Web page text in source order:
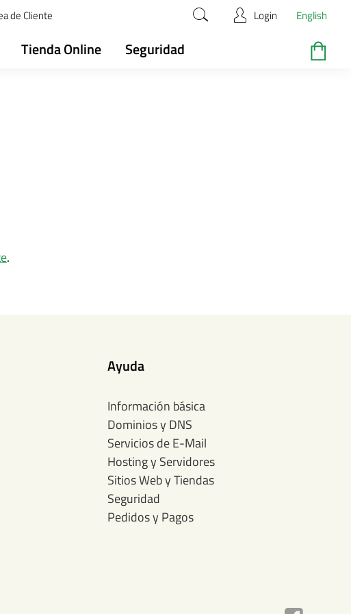
de Cliente Login English
Tienda Online Seguridad
.
Ayuda
Información básica
Dominios y DNS
Servicios de E-Mail
Hosting y Servidores
Sitios Web y Tiendas
Seguridad
Pedidos y Pagos